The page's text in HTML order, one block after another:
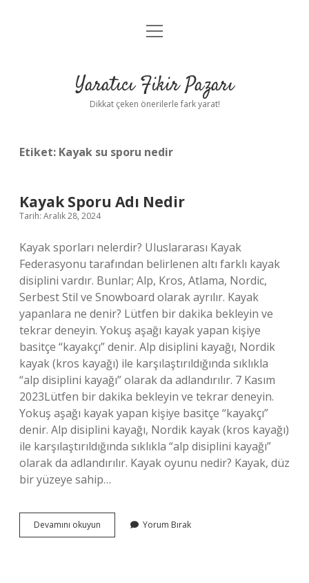
Anasayfa
Yasal Uyarı
menüyü
Yaratıcı Fikir Pazarı
Dikkat çeken önerilerle fark yarat!
Etiket: Kayak su sporu nedir
Kayak Sporu Adı Nedir
Tarih: Aralık 28, 2024
Kayak sporları nelerdir? Uluslararası Kayak
Federasyonu tarafından belirlenen altı farklı kayak
disiplini vardır. Bunlar; Alp, Kros, Atlama, Nordic,
Serbest Stil ve Snowboard olarak ayrılır. Kayak
yapanlara ne denir? Lütfen bir dakika bekleyin ve
tekrar deneyin. Yokuş aşağı kayak yapan kişiye
basitçe “kayakçı” denir. Alp disiplini kayağı, Nordik
kayak (kros kayağı) ile karşılaştırıldığında sıklıkla
“alp disiplini kayağı” olarak da adlandırılır. 7 Kasım
2023Lütfen bir dakika bekleyin ve tekrar deneyin.
Yokuş aşağı kayak yapan kişiye basitçe “kayakçı”
denir. Alp disiplini kayağı, Nordik kayak (kros kayağı)
ile karşılaştırıldığında sıklıkla “alp disiplini kayağı”
olarak da adlandırılır. Kayak oyunu nedir? Kayak, düz
bir yüzeye sahip…
Devamını okuyun
Sporu
Yorum Bırak